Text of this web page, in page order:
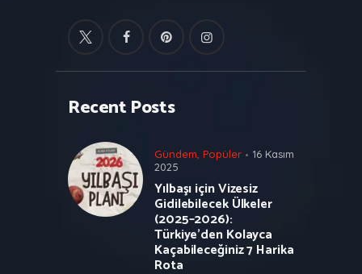
Recent Posts
Gündem, Popüler
16 Kasım
2025
Yılbaşı için Vizesiz
Gidilebilecek Ülkeler
(2025–2026):
Türkiye’den Kolayca
Kaçabileceğiniz 7 Harika
Rota